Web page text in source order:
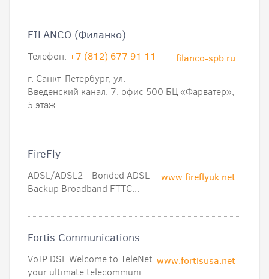
FILANCO (Филанко)
filanco-spb.ru
Телефон: +7 (812) 677 91 11
г. Санкт-Петербург, ул.
Введенский канал, 7, офис 500 БЦ «Фарватер»,
5 этаж
FireFly
www.fireflyuk.net
ADSL/ADSL2+ Bonded ADSL
Backup Broadband FTTC...
Fortis Communications
www.fortisusa.net
VoIP DSL Welcome to TeleNet,
your ultimate telecommuni...